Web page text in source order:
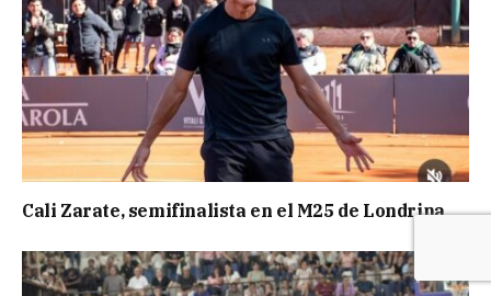
Cali Zarate, semifinalista en el M25 de Londrina